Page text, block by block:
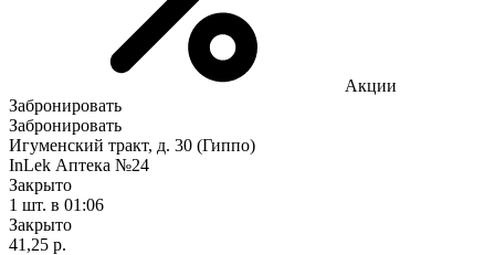
Акции
Забронировать
Забронировать
Игуменский тракт, д. 30 (Гиппо)
InLek Аптека №24
Закрыто
1 шт. в 01:06
Закрыто
41,25 р.